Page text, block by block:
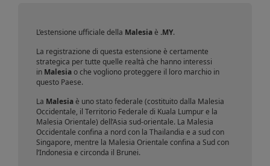
L’estensione ufficiale della Malesiaè .MY.
La registrazione di questa estensione è certamente
strategica per tutte quelle realtà che hanno interessi
in Malesiao che vogliono proteggere il loro marchio in
questo Paese.
La Malesiaè uno stato federale (costituito dalla Malesia
Occidentale, il Territorio Federale di Kuala Lumpur e la
Malesia Orientale) dell’Asia sud-orientale. La Malesia
Occidentale confina a nord con la Thailandia e a sud con
Singapore, mentre la Malesia Orientale confina a Sud con
l’Indonesia e circonda il Brunei.